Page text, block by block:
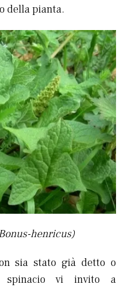
della pianta.
henricus)
sia stato già detto o
spinacio vi invito a